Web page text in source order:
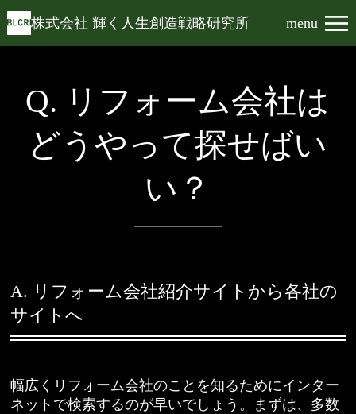
株式会社 輝く人生創造戦略研究所 menu
Q. リフォーム会社は
どうやって探せばい
い？
A. リフォーム会社紹介サイトから各社の
サイトへ
幅広くリフォーム会社のことを知るためにインター
ネットで検索するのが早いでしょう。まずは、多数